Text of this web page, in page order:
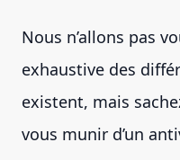
Nous n’allons pas
exhaustive des
existent, mais
vous munir d’un